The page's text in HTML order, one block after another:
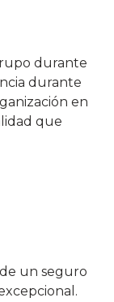
durante
durante
en
que
un seguro